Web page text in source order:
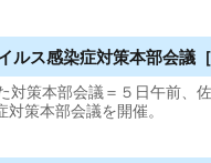
ルス感染症対策本部会議
対策本部会議＝５日午前、
対策本部会議を開催。